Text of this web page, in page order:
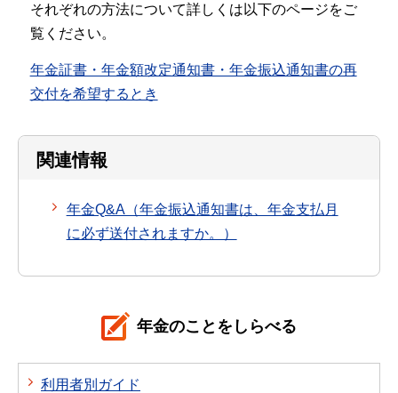
それぞれの方法について詳しくは以下のページをご
覧ください。
年金証書・年金額改定通知書・年金振込通知書の再
交付を希望するとき
関連情報
年金Q&A（年金振込通知書は、年金支払月
に必ず送付されますか。）
年金のことをしらべる
利用者別ガイド